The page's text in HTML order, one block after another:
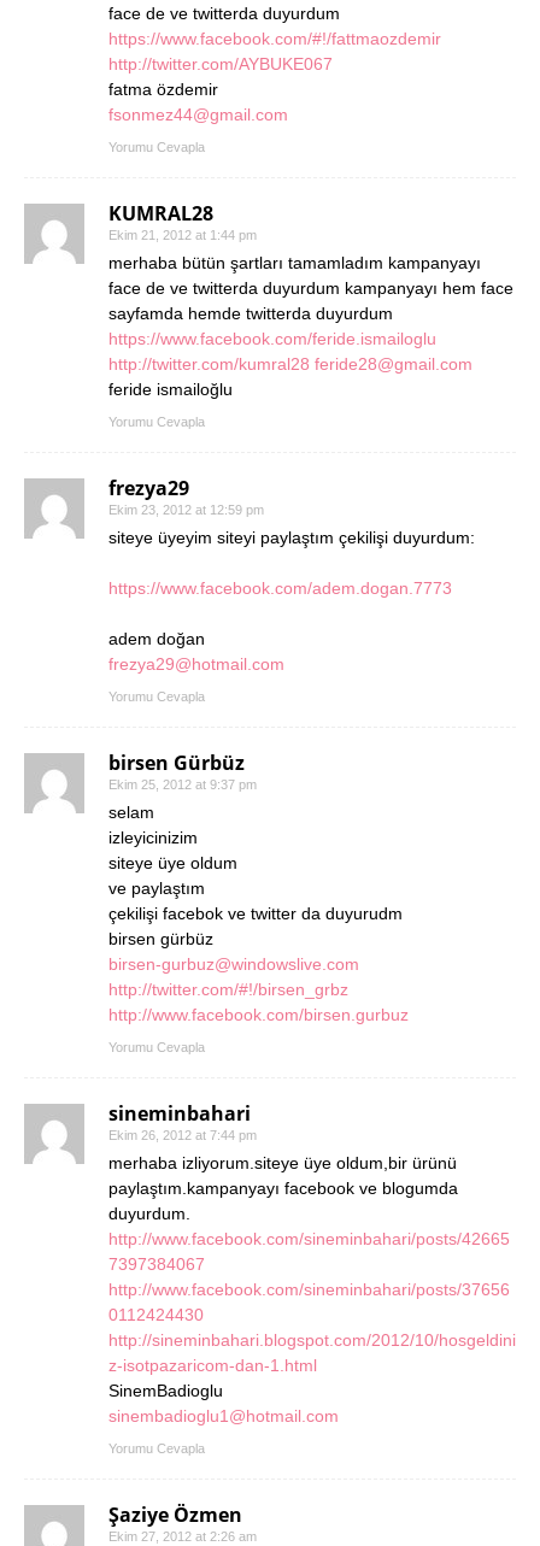
face de ve twitterda duyurdum
https://www.facebook.com/#!/fattmaozdemir
http://twitter.com/AYBUKE067
fatma özdemir
fsonmez44@gmail.com
Yorumu Cevapla
KUMRAL28
Ekim 21, 2012 at 1:44 pm
merhaba bütün şartları tamamladım kampanyayı
face de ve twitterda duyurdum kampanyayı hem face
sayfamda hemde twitterda duyurdum
https://www.facebook.com/feride.ismailoglu
http://twitter.com/kumral28 feride28@gmail.com
feride ismailoğlu
Yorumu Cevapla
frezya29
Ekim 23, 2012 at 12:59 pm
siteye üyeyim siteyi paylaştım çekilişi duyurdum:
https://www.facebook.com/adem.dogan.7773
adem doğan
frezya29@hotmail.com
Yorumu Cevapla
birsen Gürbüz
Ekim 25, 2012 at 9:37 pm
selam
izleyicinizim
siteye üye oldum
ve paylaştım
çekilişi facebok ve twitter da duyurudm
birsen gürbüz
birsen-gurbuz@windowslive.com
http://twitter.com/#!/birsen_grbz
http://www.facebook.com/birsen.gurbuz
Yorumu Cevapla
sineminbahari
Ekim 26, 2012 at 7:44 pm
merhaba izliyorum.siteye üye oldum,bir ürünü
paylaştım.kampanyayı facebook ve blogumda
duyurdum.
http://www.facebook.com/sineminbahari/posts/42665
7397384067
http://www.facebook.com/sineminbahari/posts/37656
0112424430
http://sineminbahari.blogspot.com/2012/10/hosgeldini
z-isotpazaricom-dan-1.html
SinemBadioglu
sinembadioglu1@hotmail.com
Yorumu Cevapla
Şaziye Özmen
Ekim 27, 2012 at 2:26 am